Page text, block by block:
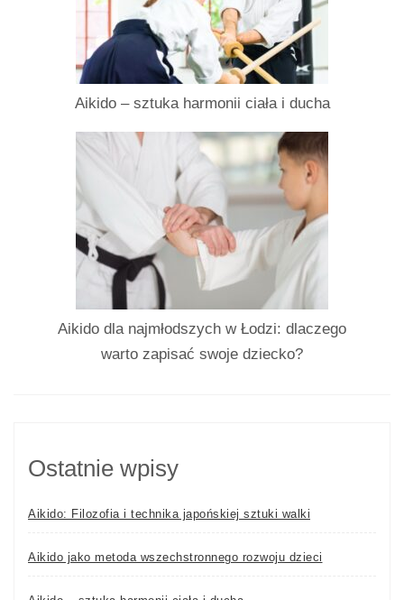
Aikido – sztuka harmonii ciała i ducha
Aikido dla najmłodszych w Łodzi: dlaczego
warto zapisać swoje dziecko?
Ostatnie wpisy
Aikido: Filozofia i technika japońskiej sztuki walki
Aikido jako metoda wszechstronnego rozwoju dzieci